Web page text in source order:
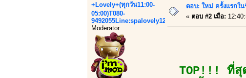
+Lovely+(ทุกวัน11:00-
05:00)T080-
9492055Line:spalovely123
Moderator
ตอบ: ใหม่ ครั้งแรกใ
« ตอบ #2 เมื่อ:
TOP!!! ที่สุ